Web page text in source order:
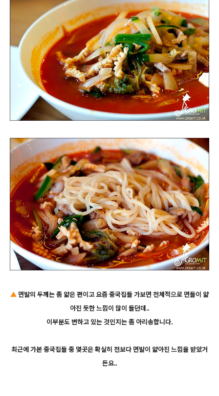
▲ 면발의 두께는 좀 얇은 편이고 요즘 중국집들 가보면 전체적으로 면들이 얇
아진 듯한 느낌이 많이 들던데..
이부분도 변하고 있는 것인지는 좀 아리송합니다.
최근에 가본 중국집들 중 몇곳은 확실히 전보다 면발이 얇아진 느낌을 받았거
든요..